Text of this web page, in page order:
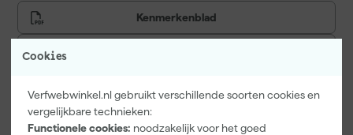
Cookies
Verfwebwinkel.nl gebruikt verschillende soorten cookies en
vergelijkbare technieken:
Functionele cookies: noodzakelijk voor het goed
Kenmerkenblad
Vaak gekocht met